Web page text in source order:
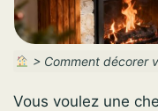
> Comment décorer
Vous voulez une